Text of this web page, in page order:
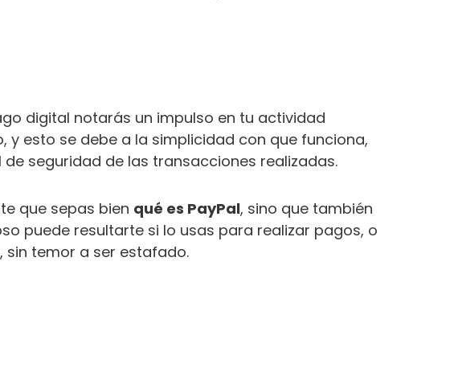
digital notarás un impulso en tu actividad
y esto se debe a la simplicidad con que funciona,
seguridad de las transacciones realizadas.
que sepas bien qué es PayPal, sino que también
puede resultarte si lo usas para realizar pagos, o
temor a ser estafado.